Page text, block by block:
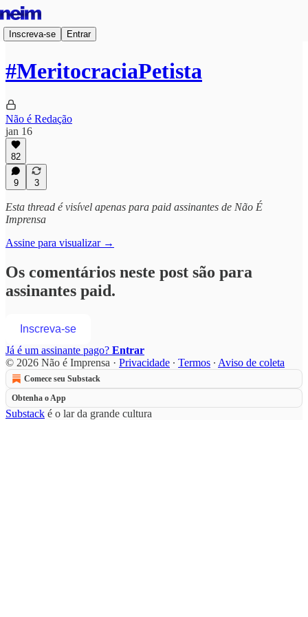
Inscreva-se Entrar
#MeritocraciaPetista
Não é Redação
jan 16
82
9 3
Esta thread é visível apenas para paid assinantes de Não É
Imprensa
Assine para visualizar →
Os comentários neste post são para
assinantes paid.
Inscreva-se
Já é um assinante pago? Entrar
© 2026 Não é Imprensa · Privacidade ∙ Termos ∙ Aviso de coleta
Comece seu Substack
Obtenha o App
Substack é o lar da grande cultura